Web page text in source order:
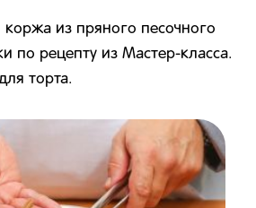
коржа из пряного песочного
по рецепту из Мастер-класса.
торта.